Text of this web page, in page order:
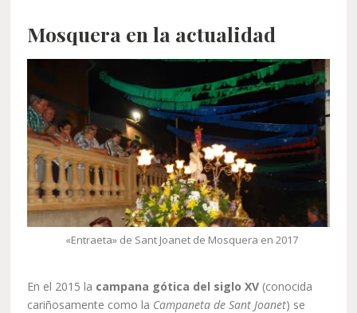
Mosquera en la actualidad
«Entraeta» de Sant Joanet de Mosquera en 2017
En el 2015 la campana gótica del siglo XV (conocida
cariñosamente como la Campaneta de Sant Joanet) se